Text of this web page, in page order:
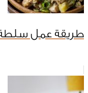
طريقة عمل سلطة